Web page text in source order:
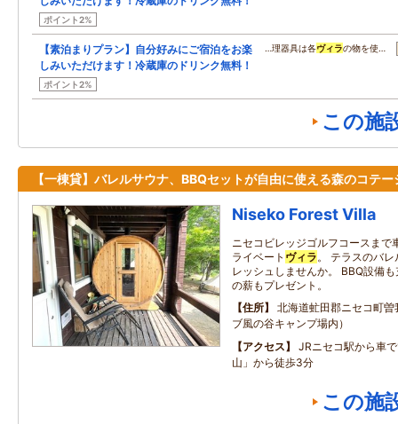
ポイント2%
【素泊まりプラン】自分好みにご宿泊をお楽
しみいただけます！冷蔵庫のドリンク無料！
ポイント2%
…理器具は各ヴィラの物を使…
この施
【一棟貸】バレルサウナ、BBQセットが自由に使える森のコテー
Niseko Forest Villa
ニセコビレッジゴルフコースまで
ライベート ヴィラ。 テラスのバ
レッシュしませんか。 BBQ設備
の薪もプレゼント。
住所
北海道虻田郡ニセコ町
ブ風の谷キャンプ場内）
アクセス
JRニセコ駅から車
山」から徒歩3分
この施